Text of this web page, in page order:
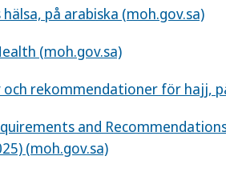
på arabiska (moh.gov.sa)
(moh.gov.sa)
och rekommendationer för hajj,
and
(moh.gov.sa)